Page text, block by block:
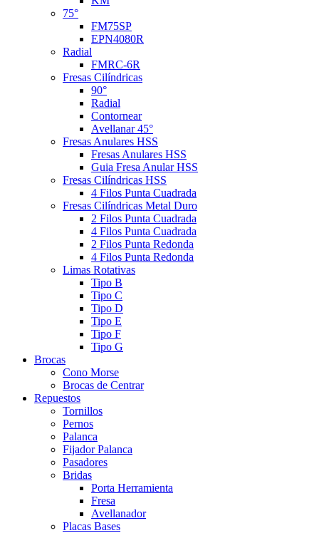
75°
FM75SP
EPN4080R
Radial
FMRC-6R
Fresas Cilíndricas
90°
Radial
Contornear
Avellanar 45°
Fresas Anulares HSS
Fresas Anulares HSS
Guia Fresa Anular HSS
Fresas Cilíndricas HSS
4 Filos Punta Cuadrada
Fresas Cilíndricas Metal Duro
2 Filos Punta Cuadrada
4 Filos Punta Cuadrada
2 Filos Punta Redonda
4 Filos Punta Redonda
Limas Rotativas
Tipo B
Tipo C
Tipo D
Tipo E
Tipo F
Tipo G
Brocas
Cono Morse
Brocas de Centrar
Repuestos
Tornillos
Pernos
Palanca
Fijador Palanca
Pasadores
Bridas
Porta Herramienta
Fresa
Avellanador
Placas Bases